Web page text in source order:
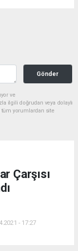
Gönder
ve
ilgili doğrudan veya dolaylı
tüm yorumlardan site
Çarşısı
- 17:27